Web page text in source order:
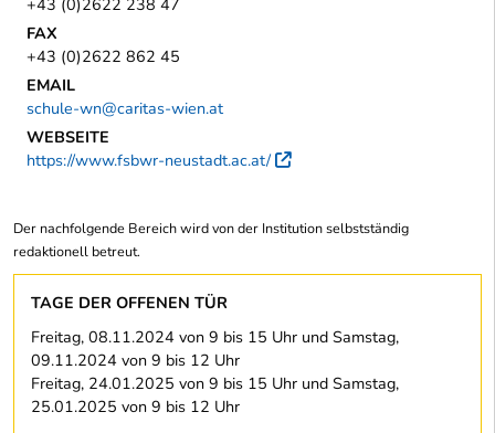
FAX
+43 (0)2622 862 45
EMAIL
schule-wn@caritas-wien.at
WEBSEITE
https://www.fsbwr-neustadt.ac.at/
Externer Link
Der nachfolgende Bereich wird von der Institution selbstständig
redaktionell betreut.
TAGE DER OFFENEN TÜR
Freitag, 08.11.2024 von 9 bis 15 Uhr und Samstag,
09.11.2024 von 9 bis 12 Uhr
Freitag, 24.01.2025 von 9 bis 15 Uhr und Samstag,
25.01.2025 von 9 bis 12 Uhr